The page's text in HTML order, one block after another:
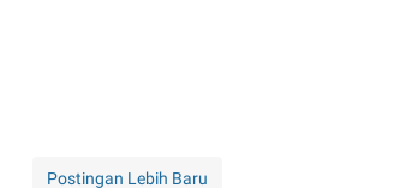
Postingan Lebih Baru